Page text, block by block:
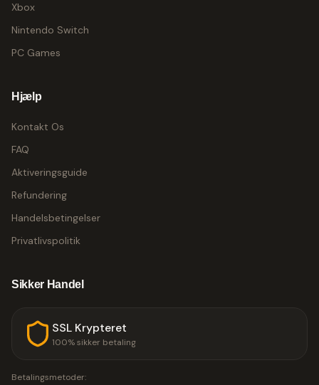
Xbox
Nintendo Switch
PC Games
Hjælp
Kontakt Os
FAQ
Aktiveringsguide
Refundering
Handelsbetingelser
Privatlivspolitik
Sikker Handel
SSL Krypteret
100% sikker betaling
Betalingsmetoder: